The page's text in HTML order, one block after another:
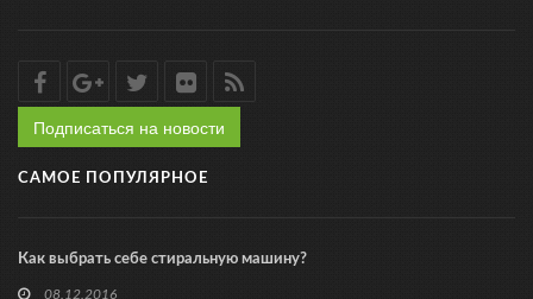
Подписаться на новости
САМОЕ ПОПУЛЯРНОЕ
Как выбрать себе стиральную машину?
08.12.2016